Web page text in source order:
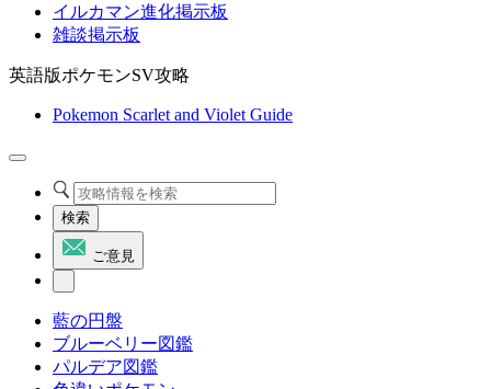
イルカマン進化掲示板
雑談掲示板
英語版ポケモンSV攻略
Pokemon Scarlet and Violet Guide
検索
ご意見
藍の円盤
ブルーベリー図鑑
パルデア図鑑